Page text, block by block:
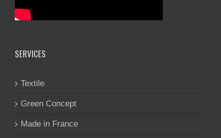
SERVICES
Textile
Green Concept
Made in France